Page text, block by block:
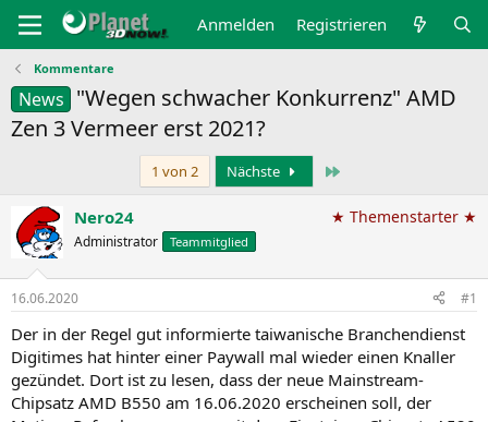
Anmelden Registrieren
Kommentare
News "Wegen schwacher Konkurrenz" AMD
Zen 3 Vermeer erst 2021?
1 von 2 Nächste
Nero24
Administrator Teammitglied
★ Themenstarter ★
16.06.2020 #1
Der in der Regel gut informierte taiwanische Branchendienst
Digitimes hat hinter einer Paywall mal wieder einen Knaller
gezündet. Dort ist zu lesen, dass der neue Mainstream-
Chipsatz AMD B550 am 16.06.2020 erscheinen soll, der